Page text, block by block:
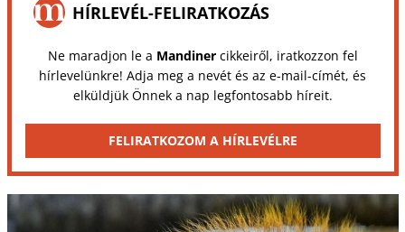
HÍRLEVÉL-FELIRATKOZÁS
Ne maradjon le a Mandinercikkeiről, iratkozzon fel
hírlevelünkre! Adja meg a nevét és az e-mail-címét, és
elküldjük Önnek a nap legfontosabb híreit.
FELIRATKOZOM A HÍRLEVÉLRE